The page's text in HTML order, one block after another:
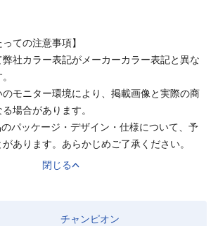
ての注意事項】
社カラー表記がメーカーカラー表記と異な
モニター環境により、掲載画像と実際の商
場合があります。
パッケージ・デザイン・仕様について、予
あります。あらかじめご了承ください。
閉じる
チャンピオン